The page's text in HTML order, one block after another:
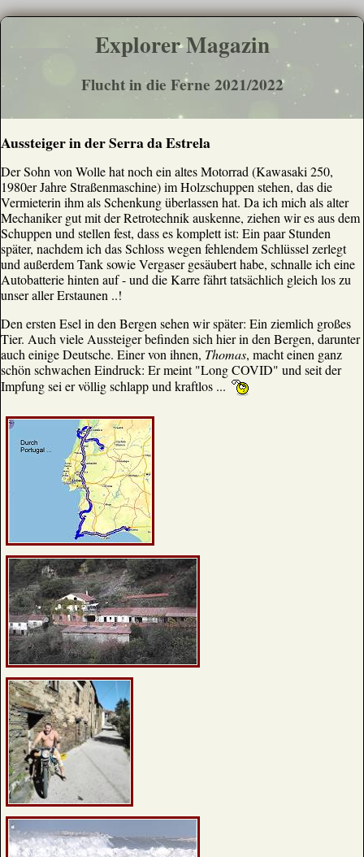
Explorer Magazin
Flucht in die Ferne 2021/2022
Aussteiger in der Serra da Estrela
Der Sohn von Wolle hat noch ein altes Motorrad (Kawasaki 250,
1980er Jahre Straßenmaschine) im Holzschuppen stehen, das die
Vermieterin ihm als Schenkung überlassen hat. Da ich mich als alter
Mechaniker gut mit der Retrotechnik auskenne, ziehen wir es aus dem
Schuppen und stellen fest, dass es komplett ist: Ein paar Stunden
später, nachdem ich das Schloss wegen fehlendem Schlüssel zerlegt
und außerdem Tank sowie Vergaser gesäubert habe, schnalle ich eine
Autobatterie hinten auf - und die Karre fährt tatsächlich gleich los zu
unser aller Erstaunen ..!
Den ersten Esel in den Bergen sehen wir später: Ein ziemlich großes
Tier. Auch viele Aussteiger befinden sich hier in den Bergen, darunter
auch einige Deutsche. Einer von ihnen, Thomas, macht einen ganz
schön schwachen Eindruck: Er meint "Long COVID" und seit der
Impfung sei er völlig schlapp und kraftlos ...